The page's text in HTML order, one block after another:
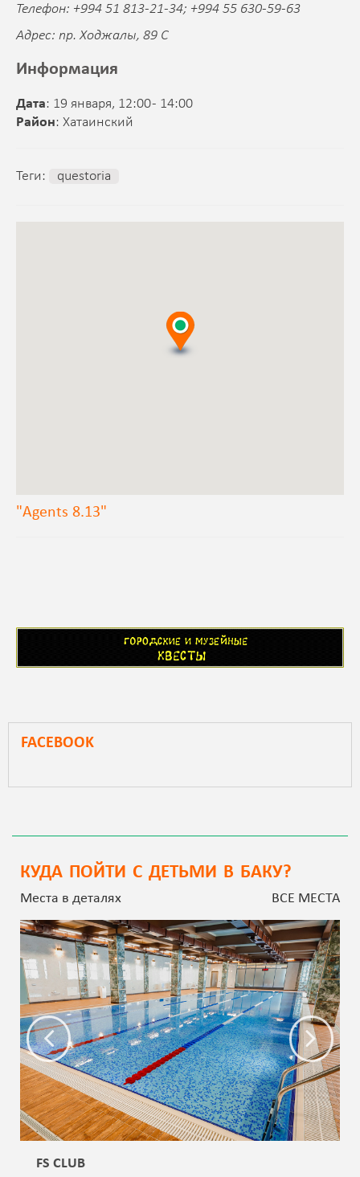
Телефон: +994 51 813-21-34; +994 55 630-59-63
Адрес: пр. Ходжалы, 89 C
Информация
Дата: 19 января, 12:00 - 14:00
Район: Хатаинский
Теги: questoria
"Agents 8.13"
FACEBOOK
КУДА ПОЙТИ С ДЕТЬМИ В БАКУ?
Места в деталях ВСЕ МЕСТА
FS CLUB